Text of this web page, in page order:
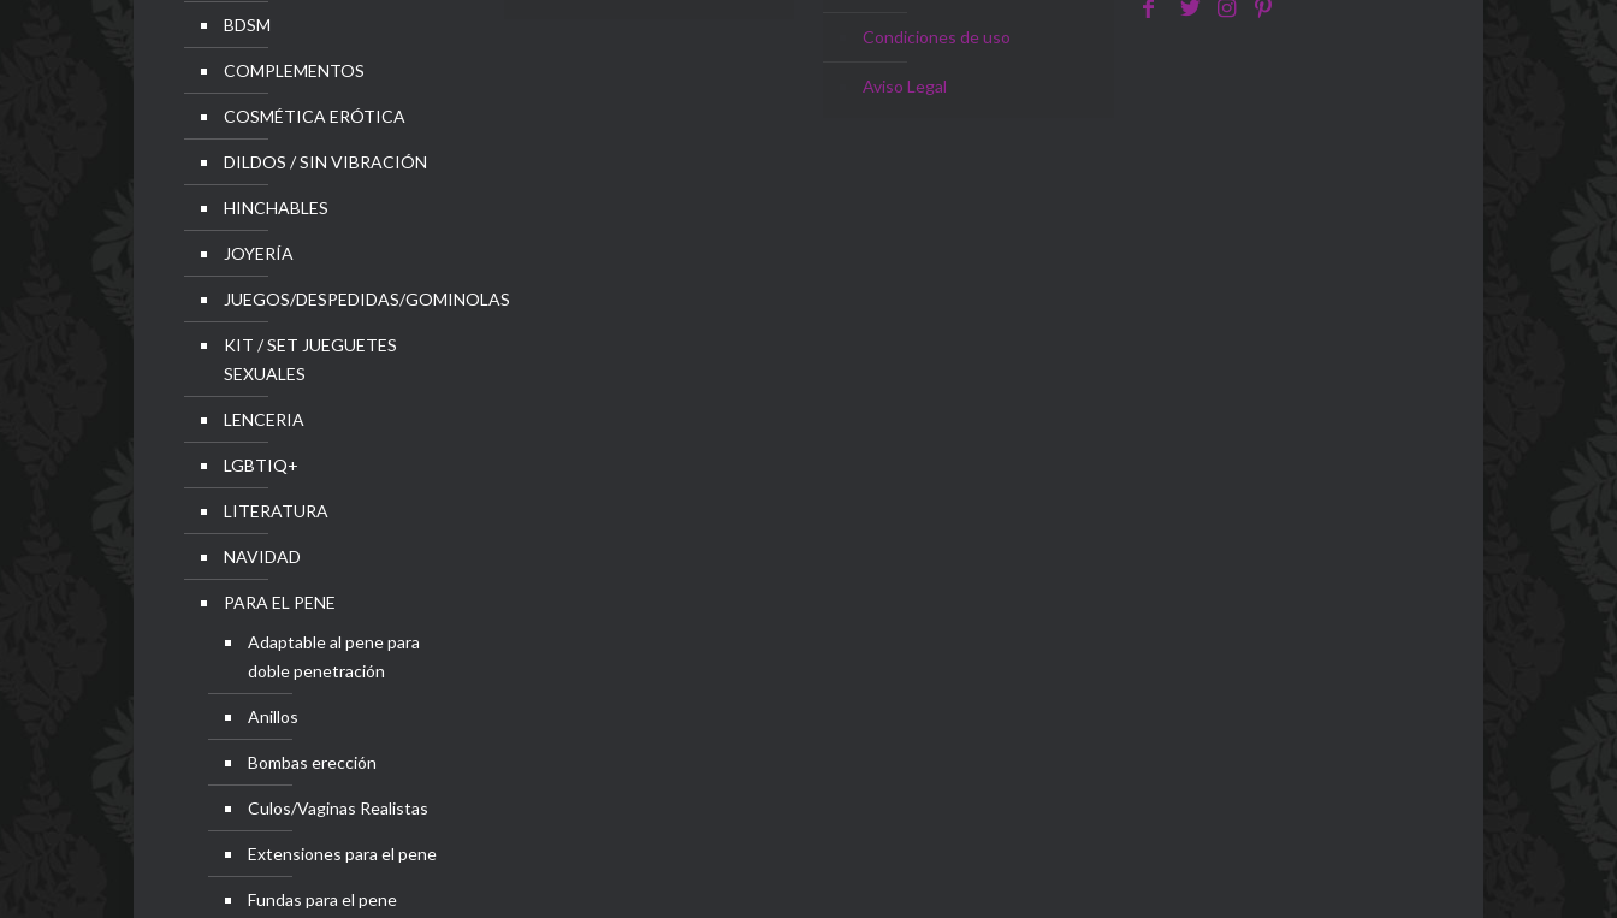
BDSM
COMPLEMENTOS
COSMÉTICA ERÓTICA
DILDOS / SIN VIBRACIÓN
HINCHABLES
JOYERÍA
JUEGOS/DESPEDIDAS/GOMINOLAS
KIT / SET JUEGUETES
SEXUALES
LENCERIA
LGBTIQ+
LITERATURA
NAVIDAD
PARA EL PENE
Adaptable al pene para
doble penetración
Anillos
Bombas erección
Culos/Vaginas Realistas
Extensiones para el pene
Fundas para el pene
Condiciones de uso
Aviso Legal